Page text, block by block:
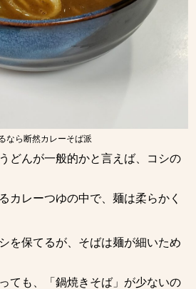
なら断然カレーそば派
どんが一般的かと言えば、コシの
カレーつゆの中で、麺は柔らかく
を保てるが、そばは麺が細いため
ても、「鍋焼きそば」が少ないの